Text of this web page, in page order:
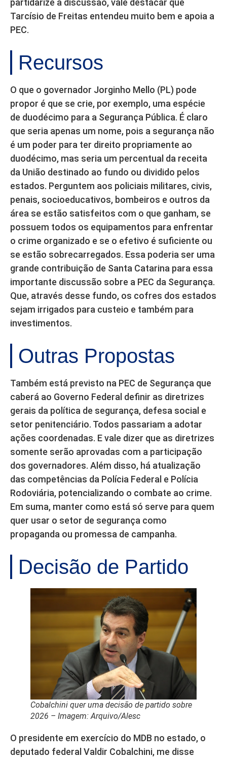
partidarize a discussão, vale destacar que
Tarcísio de Freitas entendeu muito bem e apoia a
PEC.
Recursos
O que o governador Jorginho Mello (PL) pode
propor é que se crie, por exemplo, uma espécie
de duodécimo para a Segurança Pública. É claro
que seria apenas um nome, pois a segurança não
é um poder para ter direito propriamente ao
duodécimo, mas seria um percentual da receita
da União destinado ao fundo ou dividido pelos
estados. Perguntem aos policiais militares, civis,
penais, socioeducativos, bombeiros e outros da
área se estão satisfeitos com o que ganham, se
possuem todos os equipamentos para enfrentar
o crime organizado e se o efetivo é suficiente ou
se estão sobrecarregados. Essa poderia ser uma
grande contribuição de Santa Catarina para essa
importante discussão sobre a PEC da Segurança.
Que, através desse fundo, os cofres dos estados
sejam irrigados para custeio e também para
investimentos.
Outras Propostas
Também está previsto na PEC de Segurança que
caberá ao Governo Federal definir as diretrizes
gerais da política de segurança, defesa social e
setor penitenciário. Todos passariam a adotar
ações coordenadas. E vale dizer que as diretrizes
somente serão aprovadas com a participação
dos governadores. Além disso, há atualização
das competências da Polícia Federal e Polícia
Rodoviária, potencializando o combate ao crime.
Em suma, manter como está só serve para quem
quer usar o setor de segurança como
propaganda ou promessa de campanha.
Decisão de Partido
Cobalchini quer uma decisão de partido sobre
2026 – Imagem: Arquivo/Alesc
O presidente em exercício do MDB no estado, o
deputado federal Valdir Cobalchini, me disse